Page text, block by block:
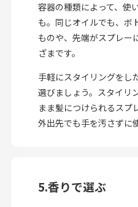
容器の種類によって、使
も。同じオイルでも、ボ
ものや、先端がスプレー
ざまです。
手軽にスタイリングをし
選びましょう。スタイリ
まま髪につけられるスプ
外出先でも手を汚さずに
5.香りで選ぶ